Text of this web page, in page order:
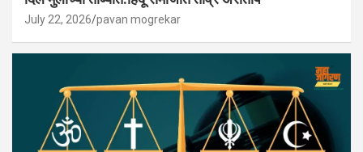
July 22, 2026 pavan mogrekar